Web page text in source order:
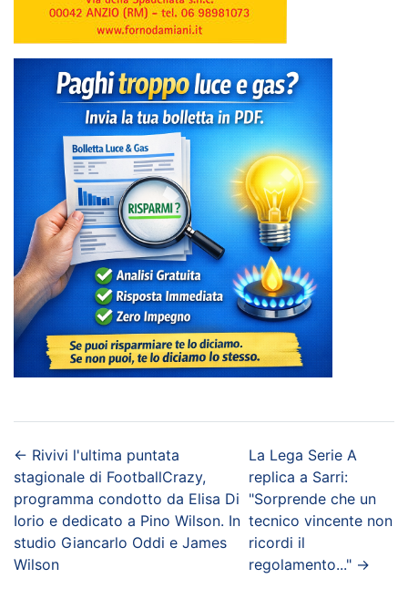
← Rivivi l'ultima puntata
stagionale di FootballCrazy,
programma condotto da Elisa Di
Iorio e dedicato a Pino Wilson. In
studio Giancarlo Oddi e James
Wilson
La Lega Serie A
replica a Sarri:
"Sorprende che un
tecnico vincente non
ricordi il
regolamento..."→